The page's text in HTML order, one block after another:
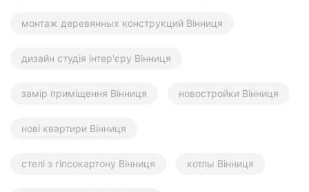
монтаж деревянных конструкций Вінниця
дизайн студія інтер'єру Вінниця
замір приміщення Вінниця новостройки Вінниця
нові квартири Вінниця
стелі з гіпсокартону Вінниця котлы Вінниця